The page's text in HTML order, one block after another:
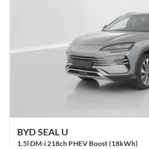
BYD SEAL U
1.5l DM-i 218ch PHEV Boost (18kWh)